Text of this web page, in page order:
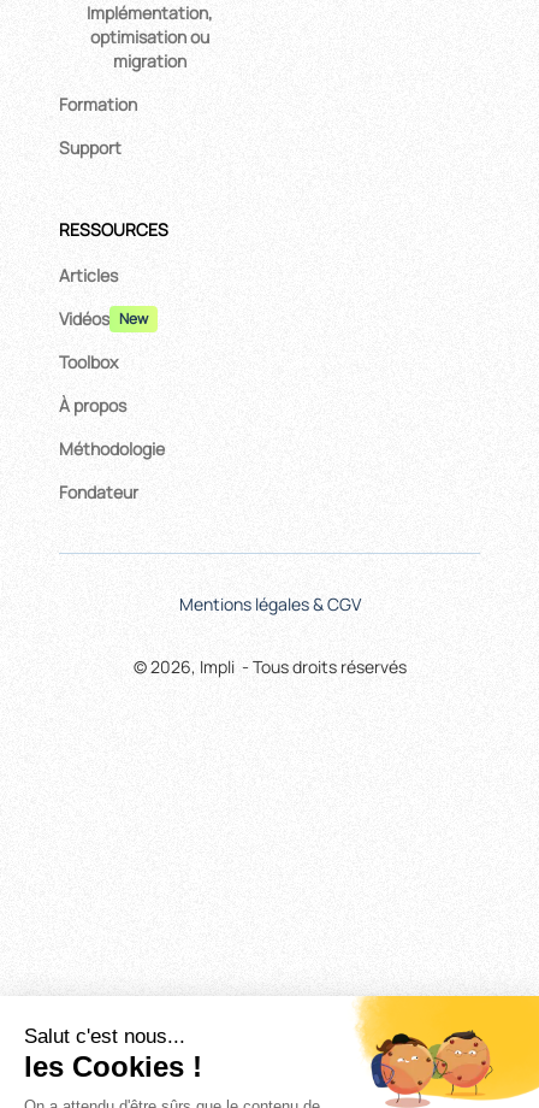
Implémentation,
optimisation ou
migration
Formation
Support
RESSOURCES
Articles
Vidéos New
Toolbox
À propos
Méthodologie
Fondateur
© 2026, Impli - Tous droits réservés
Mentions légales & CGV